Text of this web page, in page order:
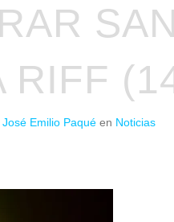
RIFF
Emilio Paqué en Noticias